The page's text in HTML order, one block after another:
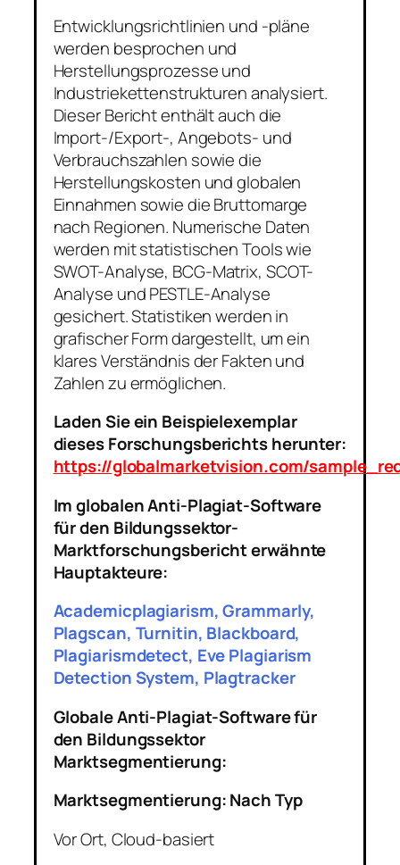
Entwicklungsrichtlinien und -pläne
werden besprochen und
Herstellungsprozesse und
Industriekettenstrukturen analysiert.
Dieser Bericht enthält auch die
Import-/Export-, Angebots- und
Verbrauchszahlen sowie die
Herstellungskosten und globalen
Einnahmen sowie die Bruttomarge
nach Regionen. Numerische Daten
werden mit statistischen Tools wie
SWOT-Analyse, BCG-Matrix, SCOT-
Analyse und PESTLE-Analyse
gesichert. Statistiken werden in
grafischer Form dargestellt, um ein
klares Verständnis der Fakten und
Zahlen zu ermöglichen.
Laden Sie ein Beispielexemplar
dieses Forschungsberichts herunter:
https://globalmarketvision.com/
Im globalen Anti-Plagiat-Software
für den Bildungssektor-
Marktforschungsbericht erwähnte
Hauptakteure:
Academicplagiarism, Grammarly,
Plagscan, Turnitin, Blackboard,
Plagiarismdetect, Eve Plagiarism
Detection System, Plagtracker
Globale Anti-Plagiat-Software für
den Bildungssektor
Marktsegmentierung:
Marktsegmentierung: Nach Typ
Vor Ort, Cloud-basiert